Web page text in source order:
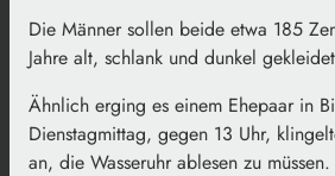
Die Männer sollen beide etwa 185
Jahre alt, schlank und dunkel
Ähnlich erging es einem Ehepaar in
Dienstagmittag, gegen 13 Uhr,
an, die Wasseruhr ablesen zu